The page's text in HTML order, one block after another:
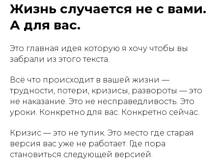
Жизнь случается не с вами.
А для вас.
Это главная идея которую я хочу чтобы вы
забрали из этого текста.
Всё что происходит в вашей жизни —
трудности, потери, кризисы, развороты — это
не наказание. Это не несправедливость. Это
уроки. Конкретно для вас. Конкретно сейчас.
Кризис — это не тупик. Это место где старая
версия вас уже не работает. Где пора
становиться следующей версией.